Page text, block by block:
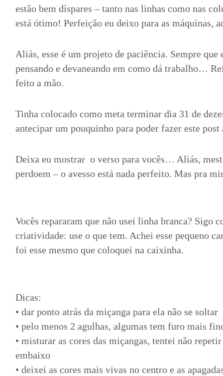
estão bem díspares – tanto nas linhas como nas
está ótimo! Perfeição eu deixo para as máquinas,
Aliás, esse é um projeto de paciência. Sempre
pensando e devaneando em como dá trabalho…
feito a mão.
Tinha colocado como meta terminar dia 31 de
antecipar um pouquinho para poder fazer este
Deixa eu mostrar o verso para vocês… Aliás,
perdoem – o avesso está nada perfeito. Mas pra
Vocês repararam que não usei linha branca? Sigo
criatividade: use o que tem. Achei esse pequeno
foi esse mesmo que coloquei na caixinha.
Dicas:
• dar ponto atrás da miçanga para ela não se soltar
• pelo menos 2 agulhas, algumas tem furo mais
• misturar as cores das miçangas, tentei não
embaixo
• deixei as cores mais vivas no centro e as